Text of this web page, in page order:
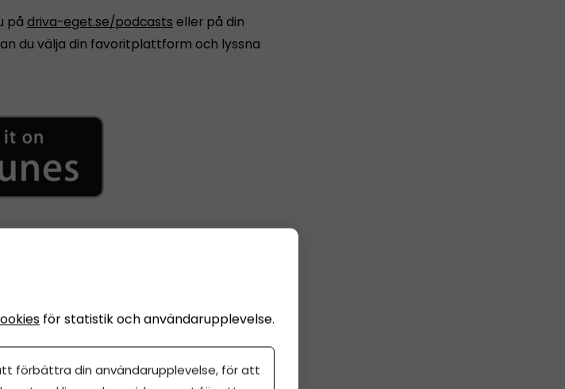
på driva-eget.se/podcasts eller på din
du välja din favoritplattform och lyssna
för statistik och användarupplevelse.
förbättra din användarupplevelse, för att